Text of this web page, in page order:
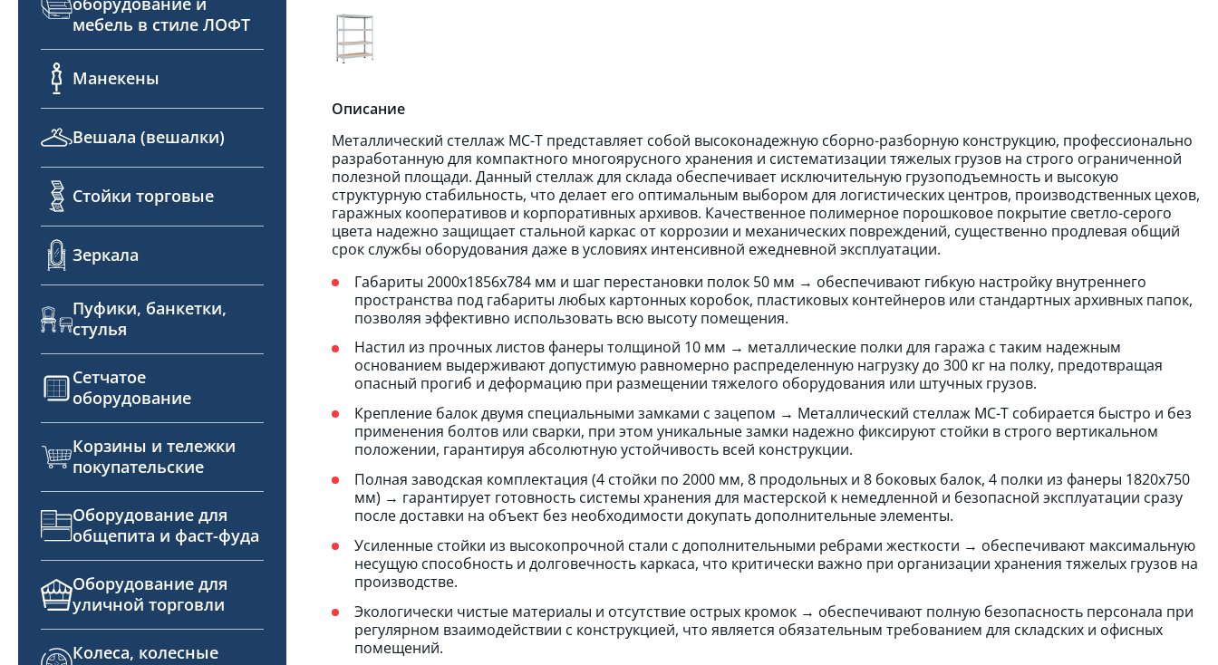
мебель в стиле ЛОФТ
Манекены
Вешала (вешалки)
Стойки торговые
Зеркала
Пуфики, банкетки,
стулья
Сетчатое
оборудование
Корзины и тележки
покупательские
Оборудование для
общепита и фаст-фуда
Оборудование для
уличной торговли
Колеса, колесные
Описание
Металлический стеллаж МС-Т представляет собой высоконадежную сборно-разборную конструкцию, профессионально
разработанную для компактного многоярусного хранения и систематизации тяжелых грузов на строго ограниченной
полезной площади. Данный стеллаж для склада обеспечивает исключительную грузоподъемность и высокую
структурную стабильность, что делает его оптимальным выбором для логистических центров, производственных цехов,
гаражных кооперативов и корпоративных архивов. Качественное полимерное порошковое покрытие светло-серого
цвета надежно защищает стальной каркас от коррозии и механических повреждений, существенно продлевая общий
срок службы оборудования даже в условиях интенсивной ежедневной эксплуатации.
Габариты 2000х1856х784 мм и шаг перестановки полок 50 мм → обеспечивают гибкую настройку внутреннего
пространства под габариты любых картонных коробок, пластиковых контейнеров или стандартных архивных папок,
позволяя эффективно использовать всю высоту помещения.
Настил из прочных листов фанеры толщиной 10 мм → металлические полки для гаража с таким надежным
основанием выдерживают допустимую равномерно распределенную нагрузку до 300 кг на полку, предотвращая
опасный прогиб и деформацию при размещении тяжелого оборудования или штучных грузов.
Крепление балок двумя специальными замками с зацепом → Металлический стеллаж МС-Т собирается быстро и без
применения болтов или сварки, при этом уникальные замки надежно фиксируют стойки в строго вертикальном
положении, гарантируя абсолютную устойчивость всей конструкции.
Полная заводская комплектация (4 стойки по 2000 мм, 8 продольных и 8 боковых балок, 4 полки из фанеры 1820х750
мм) → гарантирует готовность системы хранения для мастерской к немедленной и безопасной эксплуатации сразу
после доставки на объект без необходимости докупать дополнительные элементы.
Усиленные стойки из высокопрочной стали с дополнительными ребрами жесткости → обеспечивают максимальную
несущую способность и долговечность каркаса, что критически важно при организации хранения тяжелых грузов на
производстве.
Экологически чистые материалы и отсутствие острых кромок → обеспечивают полную безопасность персонала при
регулярном взаимодействии с конструкцией, что является обязательным требованием для складских и офисных
помещений.